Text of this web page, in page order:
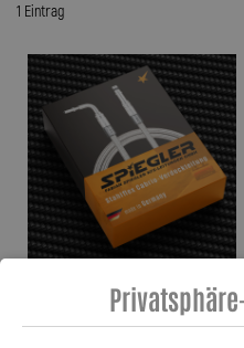
1 Eintrag
- Stahlflex Verdeckleitung für: